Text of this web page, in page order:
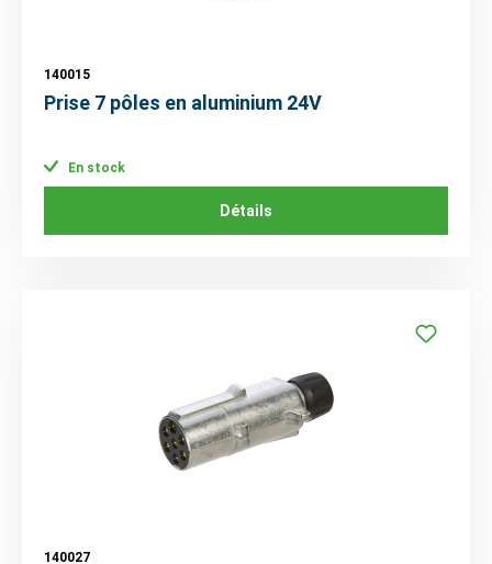
140015
Prise 7 pôles en aluminium 24V
En stock
Détails
140027